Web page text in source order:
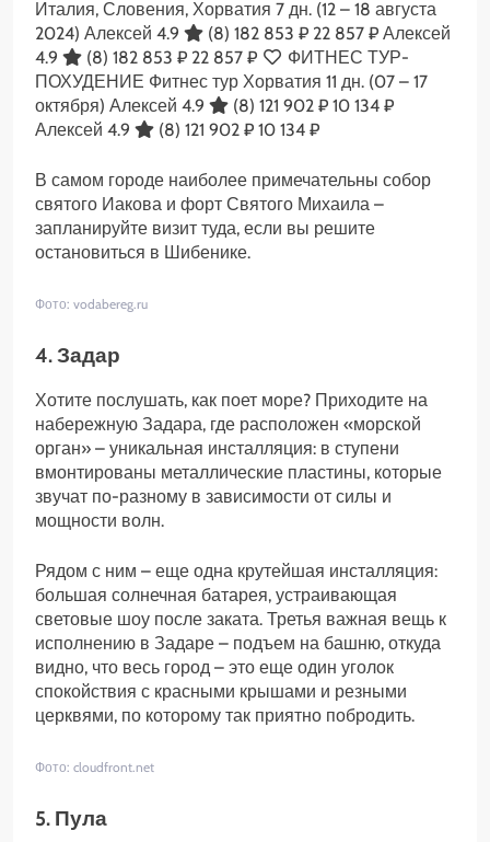
Италия, Словения, Хорватия 7 дн. (12 – 18 августа
2024) Алексей 4.9 (8) 182 853 ₽ 22 857 ₽ Алексей
4.9
(8) 182 853 ₽ 22 857 ₽
ФИТНЕС ТУР-
ПОХУДЕНИЕ Фитнес тур Хорватия 11 дн. (07 – 17
октября) Алексей 4.9 (8) 121 902 ₽ 10 134 ₽
Алексей 4.9
(8) 121 902 ₽ 10 134 ₽
В самом городе наиболее примечательны собор
святого Иакова и форт Святого Михаила –
запланируйте визит туда, если вы решите
остановиться в Шибенике.
Фото: vodabereg.ru
4. Задар
Хотите послушать, как поет море? Приходите на
набережную Задара, где расположен «морской
орган» – уникальная инсталляция: в ступени
вмонтированы металлические пластины, которые
звучат по-разному в зависимости от силы и
мощности волн.
Рядом с ним – еще одна крутейшая инсталляция:
большая солнечная батарея, устраивающая
световые шоу после заката. Третья важная вещь к
исполнению в Задаре – подъем на башню, откуда
видно, что весь город – это еще один уголок
спокойствия с красными крышами и резными
церквями, по которому так приятно побродить.
Фото: cloudfront.net
5. Пула